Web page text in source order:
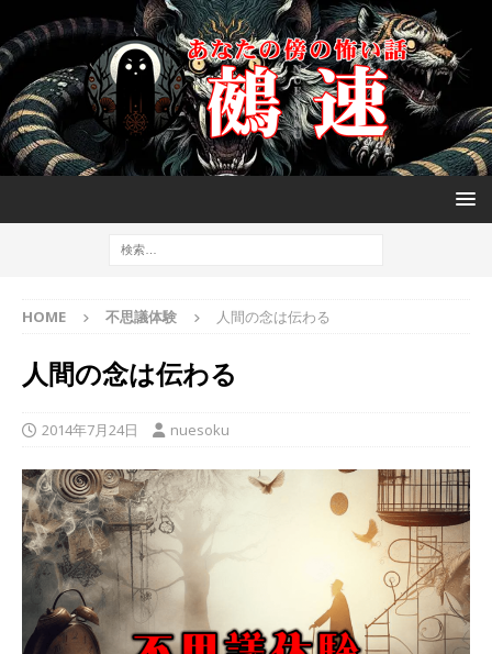
HOME 不思議体験 人間の念は伝わる
人間の念は伝わる
2014年7月24日 nuesoku